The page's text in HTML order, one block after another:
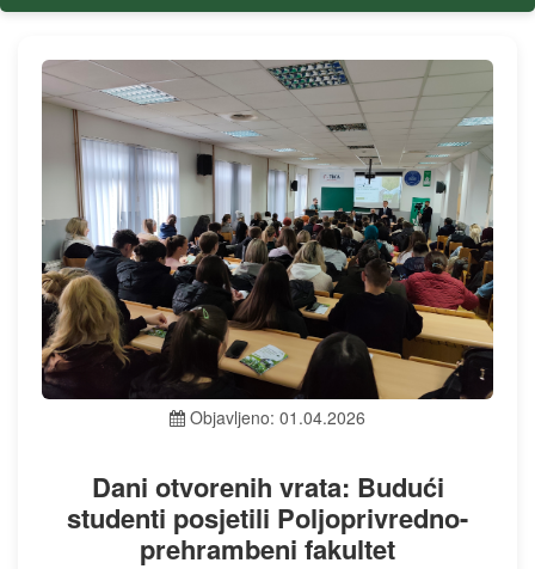
Objavljeno: 01.04.2026
Dani otvorenih vrata: Budući
studenti posjetili Poljoprivredno-
prehrambeni fakultet